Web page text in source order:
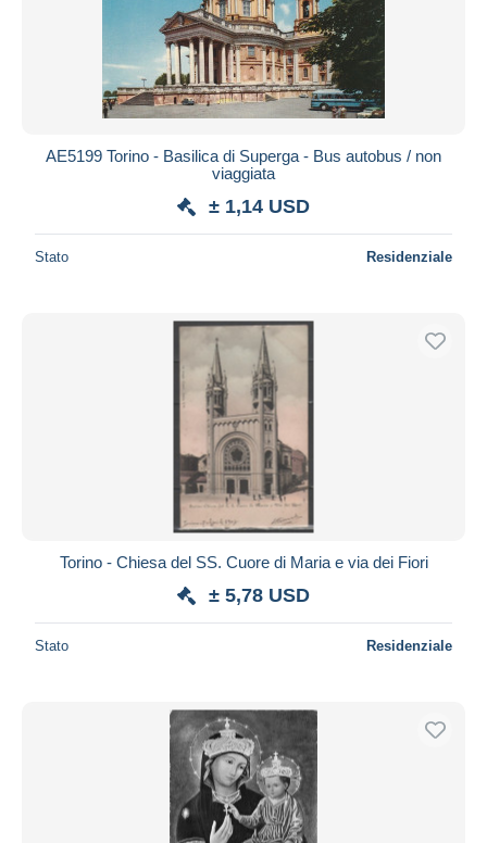
AE5199 Torino - Basilica di Superga - Bus autobus / non
viaggiata
± 1,14 USD
Stato Residenziale
Torino - Chiesa del SS. Cuore di Maria e via dei Fiori
± 5,78 USD
Stato Residenziale